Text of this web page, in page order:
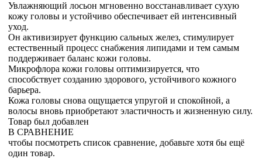
Увлажняющий лосьон мгновенно восстанавливает сухую
кожу головы и устойчиво обеспечивает ей интенсивный
уход.
Он активизирует функцию сальных желез, стимулирует
естественный процесс снабжения липидами и тем самым
поддерживает баланс кожи головы.
Микрофлора кожи головы оптимизируется, что
способствует созданию здорового, устойчивого кожного
барьера.
Кожа головы снова ощущается упругой и спокойной, а
волосы вновь приобретают эластичность и жизненную силу.
Товар был добавлен
В СРАВНЕНИЕ
чтобы посмотреть список сравнение, добавьте хотя бы ещё
один товар.